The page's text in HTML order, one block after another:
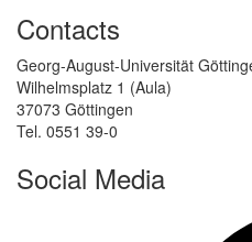
Contacts
Georg-August-Universität
Wilhelmsplatz 1 (Aula)
37073 Göttingen
Tel. 0551 39-0
Social Media